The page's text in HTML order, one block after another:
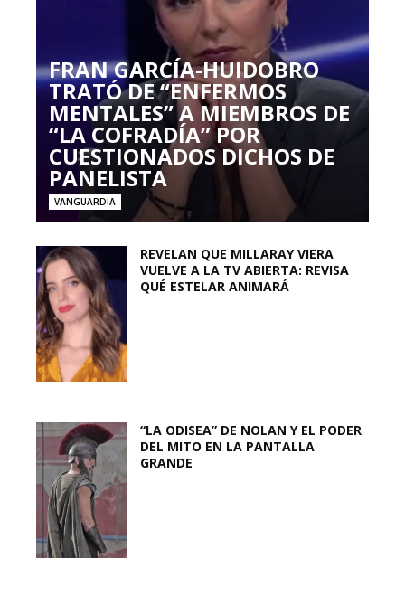
FRAN GARCÍA-HUIDOBRO
TRATÓ DE “ENFERMOS
MENTALES” A MIEMBROS DE
“LA COFRADÍA” POR
CUESTIONADOS DICHOS DE
PANELISTA
VANGUARDIA
REVELAN QUE MILLARAY VIERA
VUELVE A LA TV ABIERTA: REVISA
QUÉ ESTELAR ANIMARÁ
“LA ODISEA” DE NOLAN Y EL PODER
DEL MITO EN LA PANTALLA
GRANDE